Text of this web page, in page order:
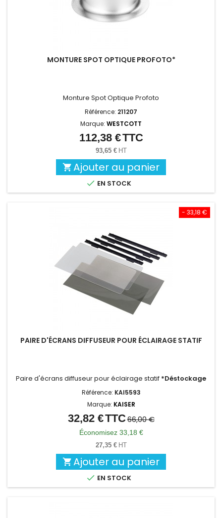
MONTURE SPOT OPTIQUE PROFOTO*
Monture Spot Optique Profoto
Référence: 211207
Marque: WESTCOTT
Prix
112,38 €TTC
93,65 € HT
 Ajouter au panier
 EN STOCK
- 33,18 €
PAIRE D'ÉCRANS DIFFUSEUR POUR ÉCLAIRAGE STATIF
Paire d'écrans diffuseur pour éclairage statif *Déstockage
Référence: KAI5593
Marque: KAISER
Prix
Prix
de
base
32,82 €TTC66,00 €
Économisez 33,18 €
27,35 € HT
 Ajouter au panier
 EN STOCK